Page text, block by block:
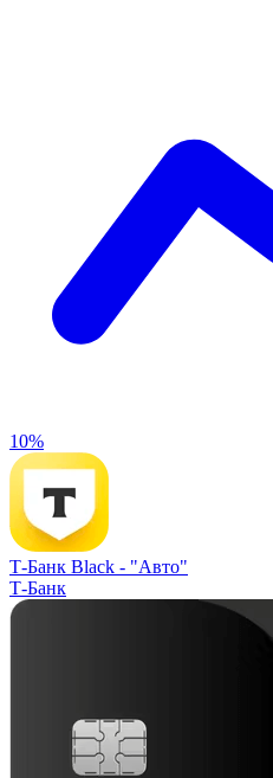
10%
Т-Банк Black - "Авто"
Т-Банк